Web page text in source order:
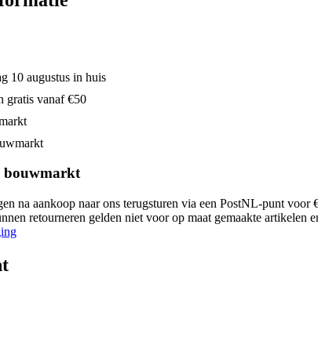
10 augustus in huis
gratis vanaf €50
bouwmarkt
na aankoop naar ons terugsturen via een PostNL-punt voor
retourneren gelden niet voor op maat gemaakte artikelen